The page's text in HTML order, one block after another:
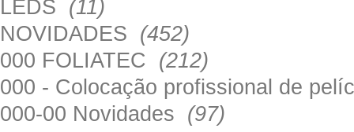
LEDS (11)
NOVIDADES (452)
000 FOLIATEC (212)
000 - Colocação profissional de
000-00 Novidades (97)